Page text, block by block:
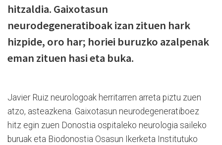
hitzaldia. Gaixotasun
neurodegeneratiboak izan zituen hark
hizpide, oro har; horiei buruzko azalpenak
eman zituen hasi eta buka.
Javier Ruiz neurologoak herritarren arreta piztu zuen
atzo, asteazkena. Gaixotasun neurodegeneratiboez
hitz egin zuen Donostia ospitaleko neurologia saileko
buruak eta Biodonostia Osasun Ikerketa Institutuko